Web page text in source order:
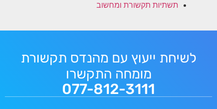
תשתיות תקשורת ומחשוב
לשיחת ייעוץ עם מהנדס תקשורת
מומחה התקשרו
077-812-3111